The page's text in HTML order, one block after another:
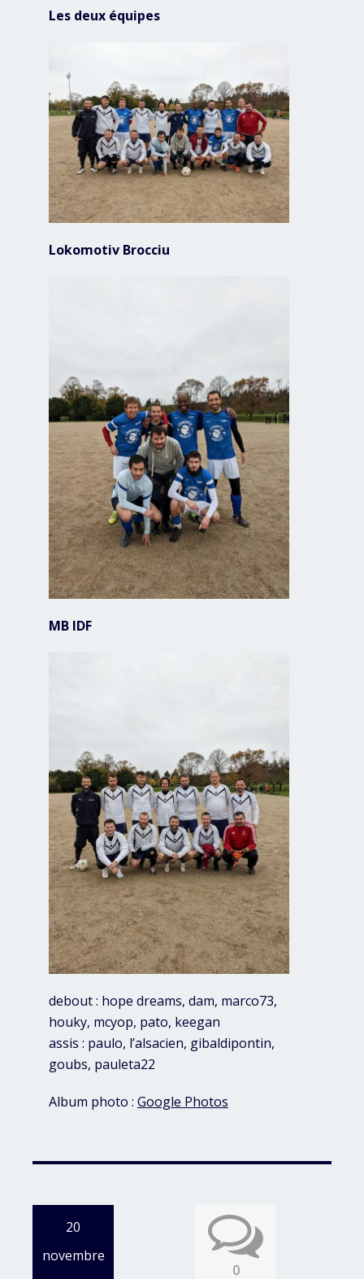
Les deux équipes
Lokomotiv Brocciu
MB IDF
debout : hope dreams, dam, marco73,
houky, mcyop, pato, keegan
assis : paulo, l’alsacien, gibaldipontin,
goubs, pauleta22
Album photo : Google Photos
20
novembre
0